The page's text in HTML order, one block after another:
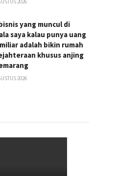
2026
yang muncul di
saya kalau punya uang
adalah bikin rumah
khusus anjing
2026